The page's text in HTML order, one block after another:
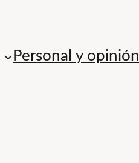
Personal y opinión